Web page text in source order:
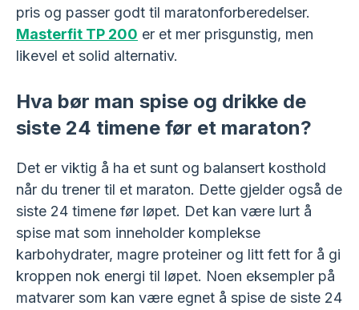
pris og passer godt til maratonforberedelser.
Masterfit TP 200 er et mer prisgunstig, men
likevel et solid alternativ.
Hva bør man spise og drikke de
siste 24 timene før et maraton?
Det er viktig å ha et sunt og balansert kosthold
når du trener til et maraton. Dette gjelder også de
siste 24 timene før løpet. Det kan være lurt å
spise mat som inneholder komplekse
karbohydrater, magre proteiner og litt fett for å gi
kroppen nok energi til løpet. Noen eksempler på
matvarer som kan være egnet å spise de siste 24